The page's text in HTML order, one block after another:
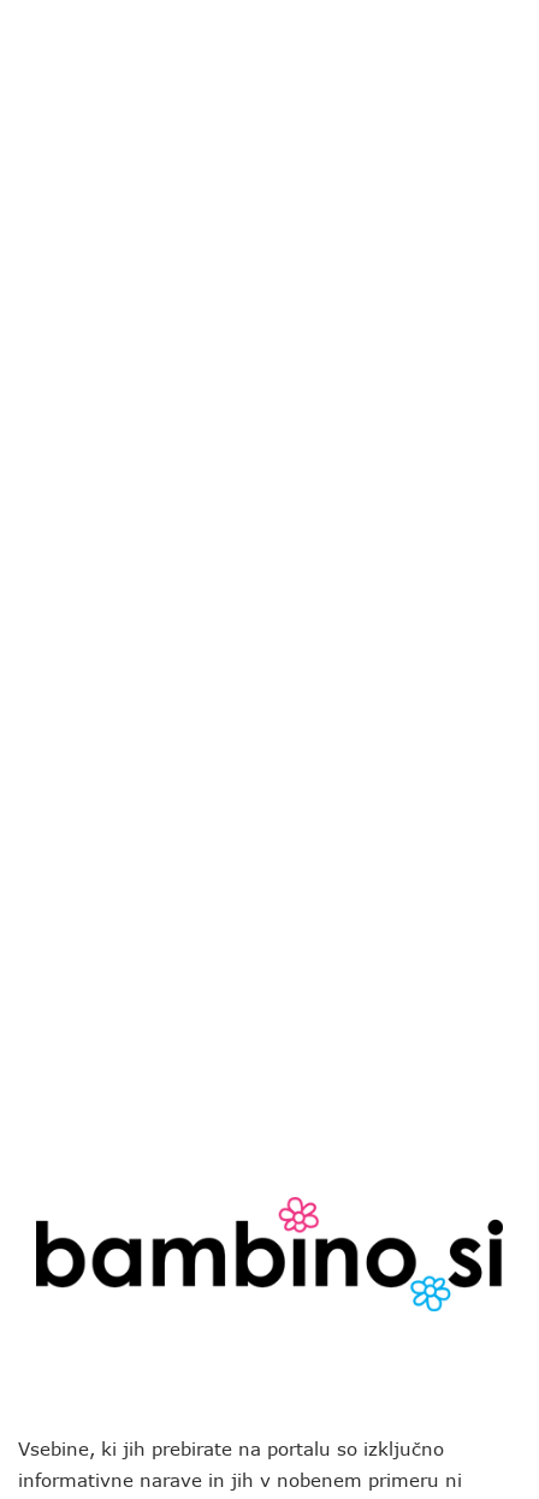
Vsebine, ki jih prebirate na portalu so izključno
informativne narave in jih v nobenem primeru ni